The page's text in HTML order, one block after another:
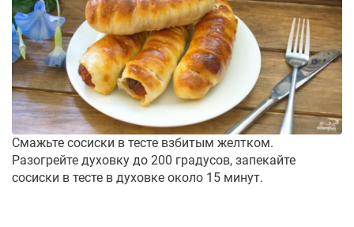
Смажьте сосиски в тесте взбитым желтком.
Разогрейте духовку до 200 градусов, запекайте
сосиски в тесте в духовке около 15 минут.